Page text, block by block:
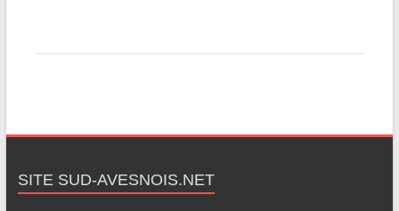
SITE SUD-AVESNOIS.NET